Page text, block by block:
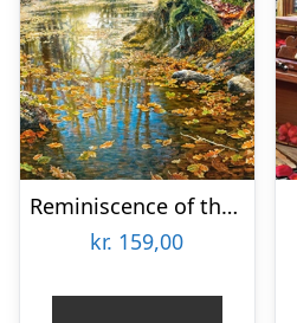
Reminiscence of the Autumn Forest
kr. 159,00